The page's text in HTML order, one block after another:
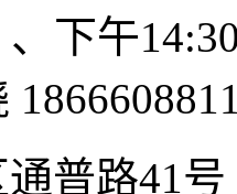
下午
普路41号